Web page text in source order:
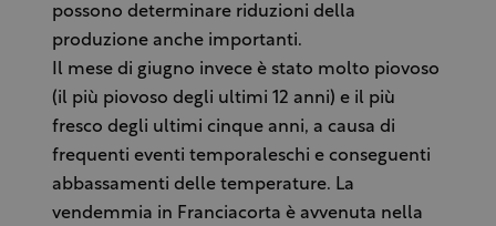
possono determinare riduzioni della
produzione anche importanti.
Il mese di giugno invece è stato molto piovoso
(il più piovoso degli ultimi 12 anni) e il più
fresco degli ultimi cinque anni, a causa di
frequenti eventi temporaleschi e conseguenti
abbassamenti delle temperature. La
vendemmia in Franciacorta è avvenuta nella